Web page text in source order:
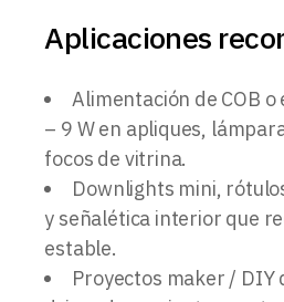
Aplicaciones
Alimentación de COB
– 9 W en apliques,
focos de vitrina.
Downlights mini,
y señalética interior que
estable.
Proyectos maker / DIY